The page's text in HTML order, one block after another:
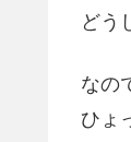
どう
なの
ひょ